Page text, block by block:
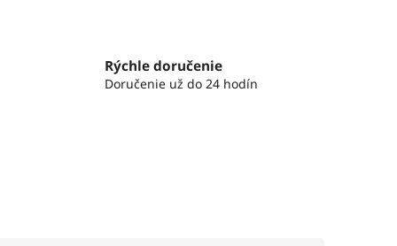
Rýchle doručenie
Doručenie už do 24 hodín